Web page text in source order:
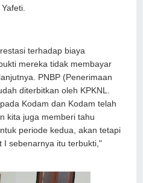
terhadap biaya
mereka tidak membayar
PNBP (Penerimaan
diterbitkan oleh KPKNL.
Kodam dan Kodam telah
kita juga memberi tahu
periode kedua, akan tetapi
I sebenarnya itu terbukti,"